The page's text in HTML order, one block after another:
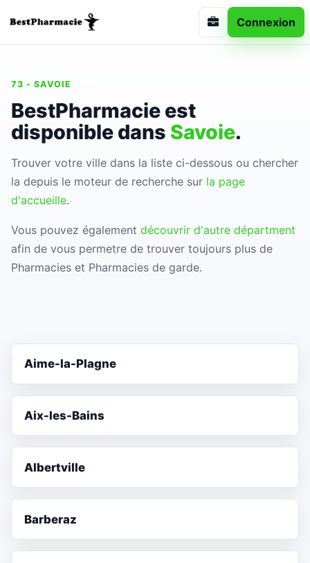
Connexion
73 - SAVOIE
BestPharmacie est
disponible dans Savoie.
Trouver votre ville dans la liste ci-dessous ou chercher
la depuis le moteur de recherche sur la page
d'accueille.
Vous pouvez également découvrir d'autre départment
afin de vous permetre de trouver toujours plus de
Pharmacies et Pharmacies de garde.
Aime-la-Plagne
Aix-les-Bains
Albertville
Barberaz